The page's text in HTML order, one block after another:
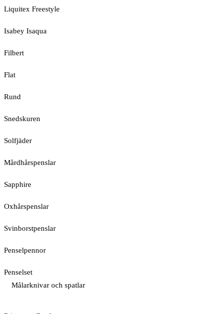
Liquitex Freestyle
Isabey Isaqua
Filbert
Flat
Rund
Snedskuren
Solfjäder
Mårdhårspenslar
Sapphire
Oxhårspenslar
Svinborstpenslar
Penselpennor
Penselset
Målarknivar och spatlar